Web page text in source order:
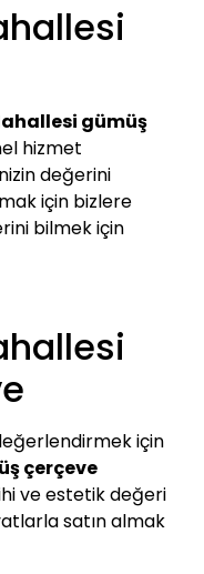
gümüş
hizmet
değerini
için bizlere
bilmek için
için
çerçeve
ve estetik değeri
satın almak